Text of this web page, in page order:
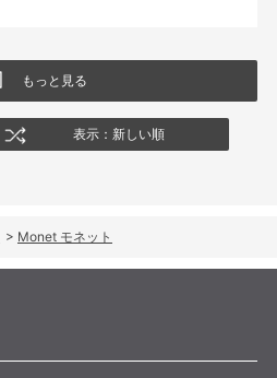
もっと見る
表示：新しい順
> Monet モネット